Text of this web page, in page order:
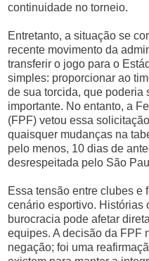
continuidade no torneio.
Entretanto, a situação se
recente movimento da
transferir o jogo para o
simples: proporcionar ao
de sua torcida, que poderia
importante. No entanto, a
(FPF) vetou essa
quaisquer mudanças na
pelo menos, 10 dias de
desrespeitada pelo São
Essa tensão entre clubes e
cenário esportivo. Histórias
burocracia pode afetar
equipes. A decisão da FPF
negação; foi uma